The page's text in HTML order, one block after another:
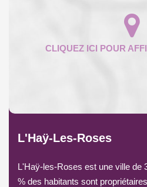
L'Haÿ-Les-Roses
L'Haÿ-les-Roses est une ville de
% des habitants sont